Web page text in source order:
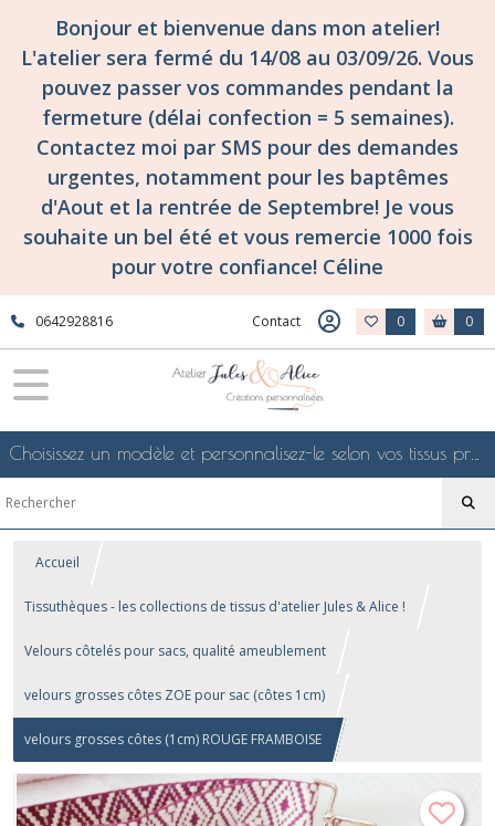
Bonjour et bienvenue dans mon atelier!
L'atelier sera fermé du 14/08 au 03/09/26. Vous
pouvez passer vos commandes pendant la
fermeture (délai confection = 5 semaines).
Contactez moi par SMS pour des demandes
urgentes, notamment pour les baptêmes
d'Aout et la rentrée de Septembre! Je vous
souhaite un bel été et vous remercie 1000 fois
pour votre confiance! Céline
0642928816 Contact 0 0
Choisissez un modèle et personnalisez-le selon vos tissus préférés de mes collections en ligne, je le confectionnerai selon vos souhaits
Accueil
Tissuthèques - les collections de tissus d'atelier Jules & Alice !
Velours côtelés pour sacs, qualité ameublement
velours grosses côtes ZOE pour sac (côtes 1cm)
velours grosses côtes (1cm) ROUGE FRAMBOISE